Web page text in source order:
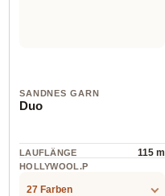
SANDNES GARN
Duo
LAUFLÄNGE 115 m
HOLLYWOOL.P
.LABEL.MATERI
27 Farben